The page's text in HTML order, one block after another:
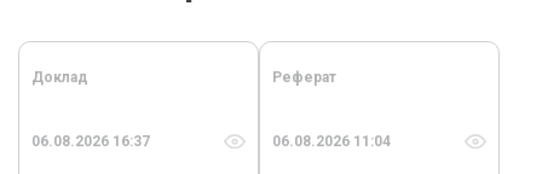
Доклад
06.08.2026 16:37
Реферат
06.08.2026 11:04